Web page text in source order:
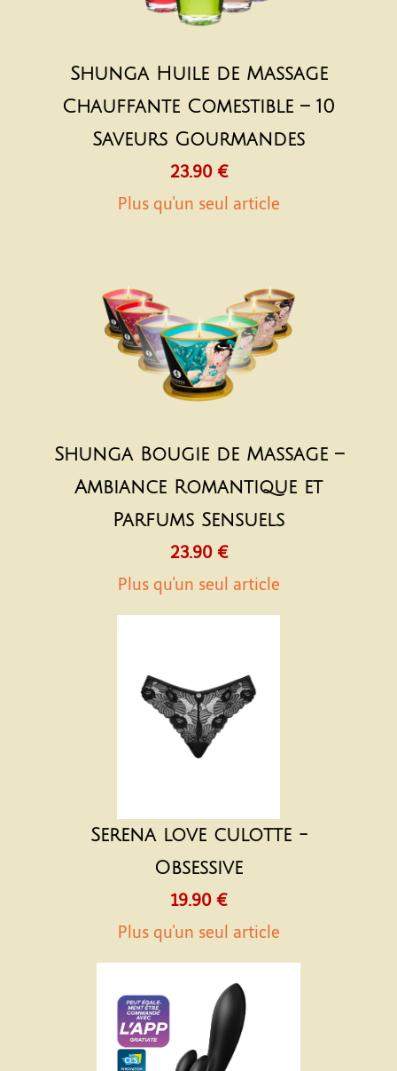
Shunga Huile de Massage
Chauffante Comestible – 10
Saveurs Gourmandes
23.90 €
Plus qu'un seul article
Shunga Bougie de Massage –
Ambiance Romantique et
Parfums Sensuels
23.90 €
Plus qu'un seul article
Serena love culotte -
Obsessive
19.90 €
Plus qu'un seul article